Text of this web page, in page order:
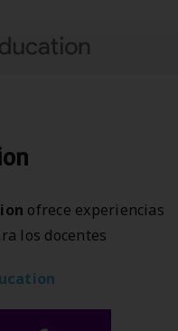
ofrece experiencias
los docentes